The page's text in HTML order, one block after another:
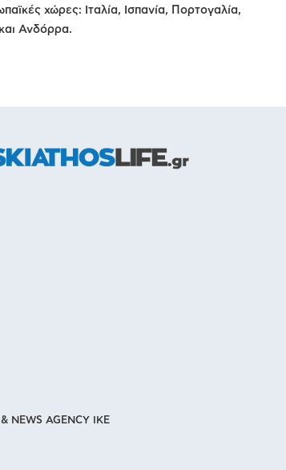
χώρες: Ιταλία, Ισπανία, Πορτογαλία,
Ανδόρρα.
AGENCY IKE